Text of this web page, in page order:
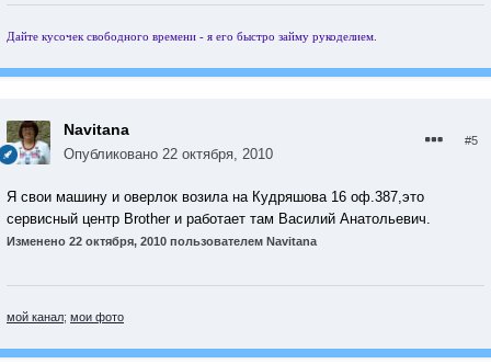
Дайте кусочек свободного времени - я его быстро займу рукоделием.
Navitana
Опубликовано 22 октября, 2010
#5
Я свои машину и оверлок возила на Кудряшова 16 оф.387,это
сервисный центр Brother и работает там Василий Анатольевич.
Изменено 22 октября, 2010 пользователем Navitana
мой канал; мои фото